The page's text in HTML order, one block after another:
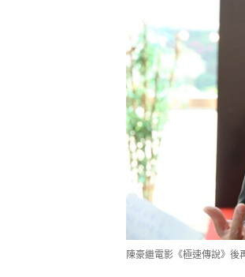
陳豪繼電影《極速傳說》後